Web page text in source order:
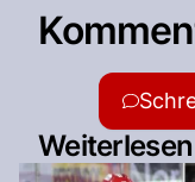
Weiterlesen